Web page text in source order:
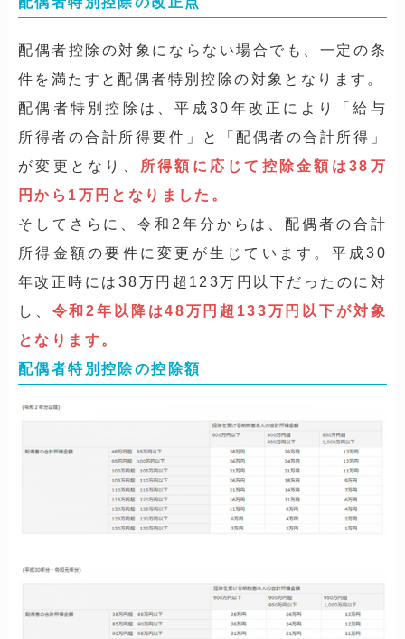
配偶者控除の対象にならない場合でも、一定の条
件を満たすと配偶者特別控除の対象となります。
配偶者特別控除は、平成30年改正により「給与
所得者の合計所得要件」と「配偶者の合計所得」
が変更となり、
所得額に応じて控除金額は38万
円から1万円となりました。
そしてさらに、令和2年分からは、配偶者の合計
所得金額の要件に変更が生じています。平成30
年改正時には38万円超123万円以下だったのに対
し、 令和2年以降は48万円超133万円以下が対象
となります。
配偶者特別控除の控除額